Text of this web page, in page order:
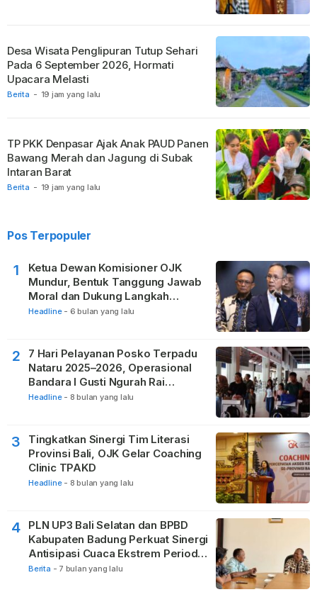
Berita - 19 jam yang lalu
Desa Wisata Penglipuran Tutup Sehari
Pada 6 September 2026, Hormati
Upacara Melasti
Berita - 19 jam yang lalu
TP PKK Denpasar Ajak Anak PAUD Panen
Bawang Merah dan Jagung di Subak
Intaran Barat
Pos Terpopuler
1
Ketua Dewan Komisioner OJK
Mundur, Bentuk Tanggung Jawab
Moral dan Dukung Langkah
Pemulihan
Headline - 6 bulan yang lalu
2
7 Hari Pelayanan Posko Terpadu
Nataru 2025–2026, Operasional
Bandara I Gusti Ngurah Rai
Berjalan Lancar
Headline - 8 bulan yang lalu
3
Tingkatkan Sinergi Tim Literasi
Provinsi Bali, OJK Gelar Coaching
Clinic TPAKD
Headline - 8 bulan yang lalu
4
PLN UP3 Bali Selatan dan BPBD
Kabupaten Badung Perkuat Sinergi
Antisipasi Cuaca Ekstrem Periode
Nataru
Berita - 7 bulan yang lalu